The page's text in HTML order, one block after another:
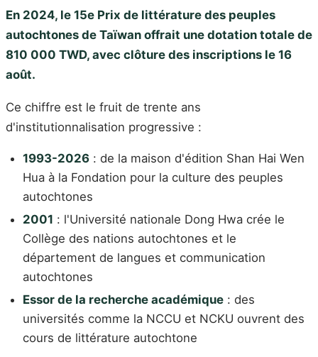
En 2024, le 15e Prix de littérature des peuples
autochtones de Taïwan offrait une dotation totale de
810 000 TWD, avec clôture des inscriptions le 16
août.
Ce chiffre est le fruit de trente ans
d'institutionnalisation progressive :
1993-2026 : de la maison d'édition Shan Hai Wen
Hua à la Fondation pour la culture des peuples
autochtones
2001 : l'Université nationale Dong Hwa crée le
Collège des nations autochtones et le
département de langues et communication
autochtones
Essor de la recherche académique : des
universités comme la NCCU et NCKU ouvrent des
cours de littérature autochtone